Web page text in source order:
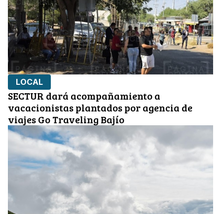
LOCAL
SECTUR dará acompañamiento a
vacacionistas plantados por agencia de
viajes Go Traveling Bajío